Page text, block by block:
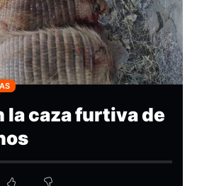
la caza furtiva de